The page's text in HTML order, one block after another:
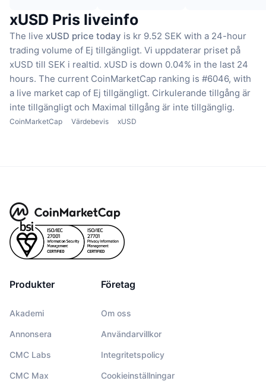
xUSD Pris liveinfo
The live xUSD price today is kr 9.52 SEK with a 24-hour
trading volume of Ej tillgängligt. Vi uppdaterar priset på
xUSD till SEK i realtid. xUSD is down 0.04% in the last 24
hours. The current CoinMarketCap ranking is #6046, with
a live market cap of Ej tillgängligt. Cirkulerande tillgång är
inte tillgängligt och Maximal tillgång är inte tillgänglig.
CoinMarketCap Värdebevis xUSD
Produkter
Akademi
Annonsera
CMC Labs
CMC Max
Företag
Om oss
Användarvillkor
Integritetspolicy
Cookieinställningar